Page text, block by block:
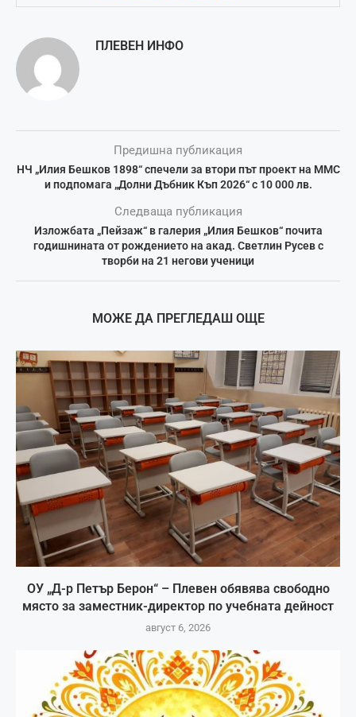
ПЛЕВЕН ИНФО
Предишна публикация
НЧ „Илия Бешков 1898“ спечели за втори път проект на ММС
и подпомага „Долни Дъбник Къп 2026“ с 10 000 лв.
Следваща публикация
Изложбата „Пейзаж“ в галерия „Илия Бешков“ почита
годишнината от рождението на акад. Светлин Русев с
творби на 21 негови ученици
МОЖЕ ДА ПРЕГЛЕДАШ ОЩЕ
ОУ „Д-р Петър Берон“ – Плевен обявява свободно
място за заместник-директор по учебната дейност
август 6, 2026